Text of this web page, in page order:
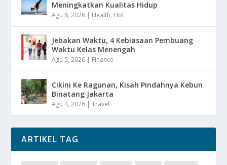
Meningkatkan Kualitas Hidup
Agu 6, 2026 | Health, Hot
Jebakan Waktu, 4 Kebiasaan Pembuang
Waktu Kelas Menengah
Agu 5, 2026 | Finance
Cikini Ke Ragunan, Kisah Pindahnya Kebun
Binatang Jakarta
Agu 4, 2026 |Travel
ARTIKEL TAG